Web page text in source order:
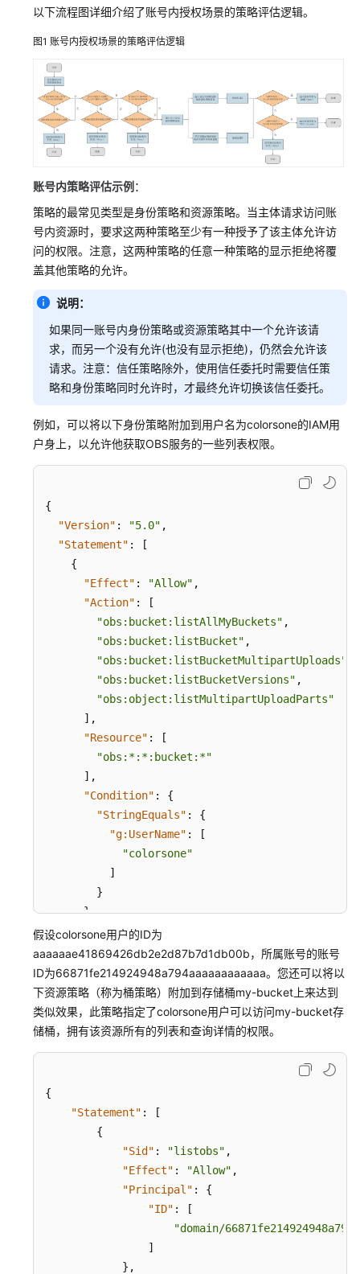
参
常
服
务
授
权
参
考
责
任
共
担
限
以下流程图详细介绍了账号内授权场景的策略评估逻辑。
图1 账号内授权场景的策略评估逻辑
账号内策略评估示例 ：
策略的最常见类型是身份策略和资源策略。当主体请求访问账
号内资源时，要求这两种策略至少有一种授予了该主体允许访
问的权限。注意，这两种策略的任意一种策略的显示拒绝将覆
盖其他策略的允许。
说明：
如果同一账号内身份策略或资源策略其中一个允许该请
求，而另一个没有允许(也没有显示拒绝)，仍然会允许该
请求。注意：信任策略除外，使用信任委托时需要信任策
略和身份策略同时允许时，才最终允许切换该信任委托。
例如，可以将以下身份策略附加到用户名为colorsone的IAM用
户身上，以允许他获取OBS服务的一些列表权限。
{
"Version" : "5.0" ,
"Statement" :
[
{
"Effect" : "Allow" ,
"Action" :
[
"obs:bucket:listAllMyBuckets" ,
"obs:bucket:listBucket" ,
"obs:bucket:listBucketMultipartUploads"
"obs:bucket:listBucketVersions" ,
"obs:object:listMultipartUploadParts"
] ,
"Resource" :
[
"obs:*:*:bucket:*"
] ,
"Condition" :
{
"StringEquals" :
{
"g:UserName" :
[
"colorsone"
]
}
}
}
]
}
假设colorsone用户的ID为
aaaaaae41869426db2e2d87b7d1db00b，所属账号的账号
ID为66871fe214924948a794aaaaaaaaaaaa。您还可以将以
下资源策略（称为桶策略）附加到存储桶my-bucket上来达到
类似效果，此策略指定了colorsone用户可以访问my-bucket存
储桶，拥有该资源所有的列表和查询详情的权限。
{
"Statement" :
[
{
"Sid" : "listobs" ,
"Effect" : "Allow" ,
"Principal" :
{
"ID" :
[
"domain/
]
} ,